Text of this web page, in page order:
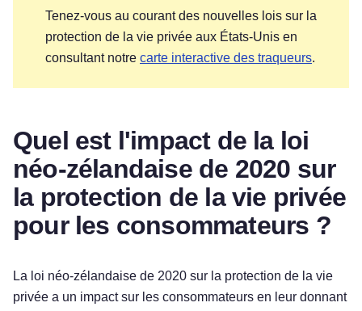
Tenez-vous au courant des nouvelles lois sur la
protection de la vie privée aux États-Unis en
consultant notre carte interactive des traqueurs.
Quel est l'impact de la loi
néo-zélandaise de 2020 sur
la protection de la vie privée
pour les consommateurs ?
La loi néo-zélandaise de 2020 sur la protection de la vie
privée a un impact sur les consommateurs en leur donnant